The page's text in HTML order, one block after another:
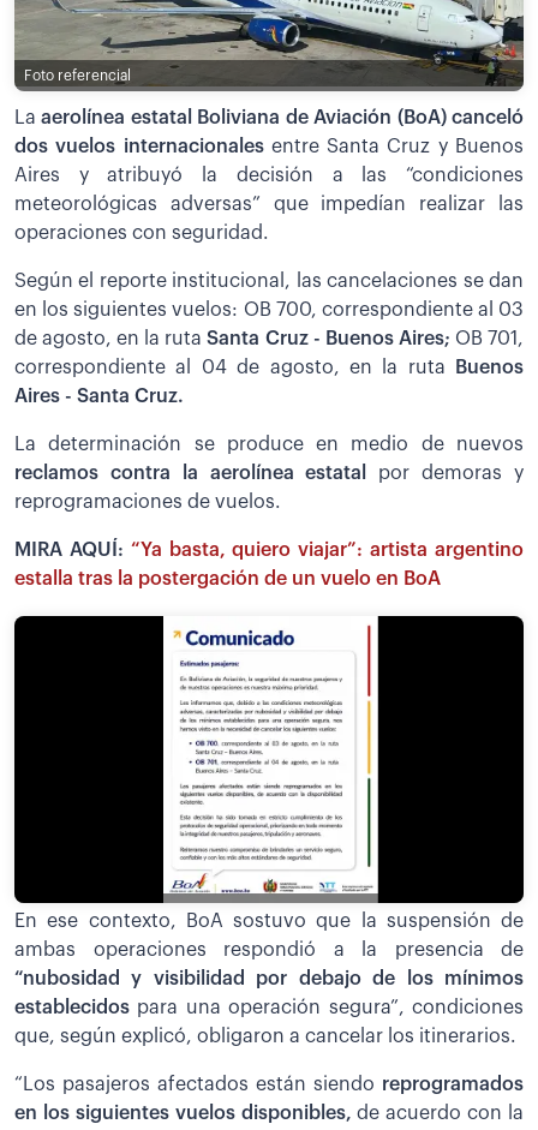
Foto referencial
Laaerolínea estatal Boliviana de Aviación (BoA) canceló
dos vuelos internacionales entre Santa Cruz y Buenos
Aires y atribuyó la decisión a las “condiciones
meteorológicas adversas” que impedían realizar las
operaciones con seguridad.
Según el reporte institucional, las cancelaciones se dan
en los siguientes vuelos: OB 700, correspondiente al 03
de agosto, en la rutaSanta Cruz - Buenos Aires; OB 701,
correspondiente al 04 de agosto, en la ruta
Buenos
Aires - Santa Cruz.
La determinación se produce en medio de nuevos
reclamos contra la aerolínea estatal
por demoras y
reprogramaciones de vuelos.
MIRA AQUÍ: “Ya basta, quiero viajar”: artista argentino
estalla tras la postergación de un vuelo en BoA
En ese contexto, BoA sostuvo que la suspensión de
ambas operaciones respondió a la presencia de
“nubosidad y visibilidad por debajo de los mínimos
establecidos para una operación segura”, condiciones
que, según explicó, obligaron a cancelar los itinerarios.
“Los pasajeros afectados están siendo reprogramados
en los siguientes vuelos disponibles, de acuerdo con la